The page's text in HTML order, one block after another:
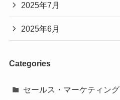
2025年7月
2025年6月
Categories
セールス・マーケティング